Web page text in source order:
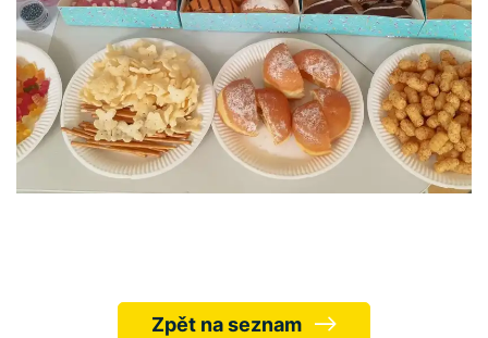
Zpět na seznam